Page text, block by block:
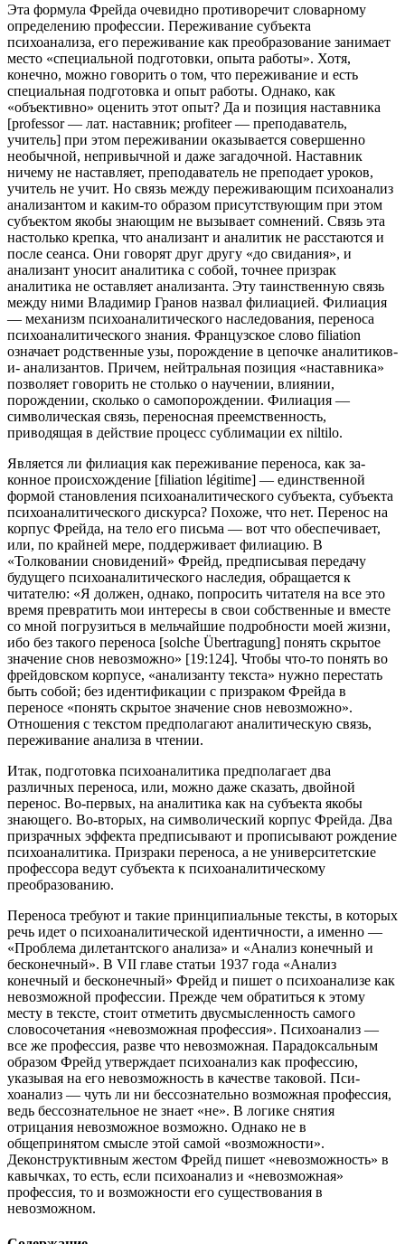
Эта формула Фрейда очевидно противоречит словарному
определению профессии. Переживание субъекта
психоанализа, его переживание как преобразование занимает
место «специаль­ной подготовки, опыта работы». Хотя,
конечно, можно говорить о том, что переживание и есть
специальная подготовка и опыт рабо­ты. Однако, как
«объективно» оценить этот опыт? Да и позиция наставника
[professor — лат. наставник; profiteer — преподава­тель,
учитель] при этом переживании оказывается совершенно
необычной, непривычной и даже загадочной. Наставник
ничему не наставляет, преподаватель не преподает уроков,
учитель не учит. Но связь между переживающим психоанализ
анализантом и каким-то образом присутствующим при этом
субъектом якобы знающим не вызывает сомнений. Связь эта
настолько крепка, что анализант и аналитик не расстаются и
после сеанса. Они гово­рят друг другу «до свидания», и
анализант уносит аналитика с собой, точнее призрак
аналитика не оставляет анализанта. Эту таинственную связь
между ними Владимир Гранов назвал филиа­цией. Филиация
— механизм психоаналитического наследования, переноса
психоаналитического знания. Французское слово filiation
означает родственные узы, порождение в цепочке аналитиков-
и- анализантов. Причем, нейтральная позиция «наставника»
позволя­ет говорить не столько о научении, влиянии,
порождении, сколько о самопорождении. Филиация —
символическая связь, переносная преемственность,
приводящая в действие процесс сублимации ех niltilo.
Является ли филиация как переживание переноса, как за­
конное происхождение [filiation légitime] — единственной
формой становления психоаналитического субъекта, субъекта
психоанали­тического дискурса? Похоже, что нет. Перенос на
корпус Фрейда, на тело его письма — вот что обеспечивает,
или, по крайней мере, поддерживает филиацию. В
«Толковании сновидений» Фрейд, предписывая передачу
будущего психоаналитического наследия, обращается к
читателю: «Я должен, однако, попросить читателя на все это
время превратить мои интересы в свои собственные и вместе
со мной погрузиться в мельчайшие подробности моей жизни,
ибо без такого переноса [solche Übertragung] понять скрытое
значение снов невозможно» [19:124]. Чтобы что-то понять во
фрейдовском корпусе, «анализанту текста» нужно перестать
быть собой; без идентификации с призраком Фрейда в
переносе «понять скрытое значение снов невозможно».
Отношения с текстом предполагают аналитическую связь,
переживание анализа в чтении.
Итак, подготовка психоаналитика предполагает два
различных переноса, или, можно даже сказать, двойной
перенос. Во-первых, на аналитика как на субъекта якобы
знающего. Во-вторых, на символический корпус Фрейда. Два
призрачных эффекта пред­писывают и прописывают рождение
психоаналитика. Призраки переноса, а не университетские
профессора ведут субъекта к пси­хоаналитическому
преобразованию.
Переноса требуют и такие принципиальные тексты, в которых
речь идет о психоаналитической идентичности, а именно —
«Проб­лема дилетантского анализа» и «Анализ конечный и
бесконечный». В VII главе статьи 1937 года «Анализ
конечный и бесконечный» Фрейд и пишет о психоанализе как
невозможной профессии. Пре­жде чем обратиться к этому
месту в тексте, стоит отметить двус­мысленность самого
словосочетания «невозможная профессия». Психоанализ —
все же профессия, разве что невозможная. Па­радоксальным
образом Фрейд утверждает психоанализ как про­фессию,
указывая на его невозможность в качестве таковой. Пси­
хоанализ — чуть ли ни бессознательно возможная профессия,
ведь бессознательное не знает «не». В логике снятия
отрицания невозможное возможно. Однако не в
общепринятом смысле этой самой «возможности».
Деконструктивным жестом Фрейд пишет «невозможность» в
кавычках, то есть, если психоанализ и «не­возможная»
профессия, то и возможности его существования в
невозможном.